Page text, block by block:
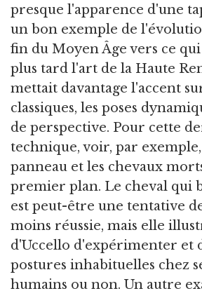
presque l'apparence d'une
un bon exemple de
fin du Moyen Âge vers ce
plus tard l'art de la Haute
mettait davantage l'accent
classiques, les poses
de perspective. Pour cette
technique, voir, par
panneau et les chevaux
premier plan. Le cheval qui
est peut-être une tentative
moins réussie, mais elle
d'Uccello d'expérimenter et
postures inhabituelles chez
humains ou non. Un autre